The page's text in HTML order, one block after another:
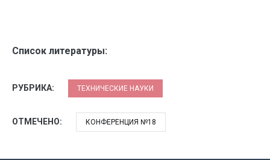
Список литературы:
РУБРИКА: ТЕХНИЧЕСКИЕ НАУКИ
ОТМЕЧЕНО: КОНФЕРЕНЦИЯ №18